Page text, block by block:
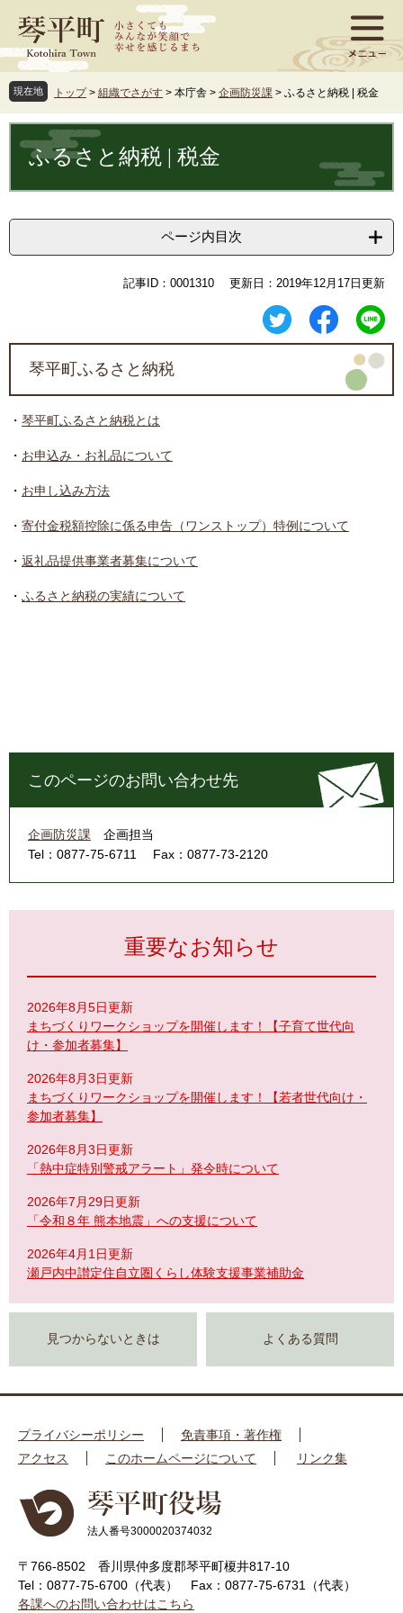
ジ
先
頭
で
ュ
を
飛
ば
へ
現在地 トップ > 組織でさがす > 本庁舎 > 企画防災課 > ふるさと納税 | 税金
文 ふるさと納税 | 税金
ページ内目次
記事ID：0001310 更新日：2019年12月17日更新
琴平町ふるさと納税
・ 琴平町ふるさと納税とは
・ お申込み・お礼品について
・ お申し込み方法
・ 寄付金税額控除に係る申告（ワンストップ）特例について
・ 返礼品提供事業者募集について
・ ふるさと納税の実績について
このページのお問い合わせ先
企画防災課
企画担当
Tel：0877-75-6711
Fax：0877-73-2120
重要なお知らせ
2026年8月5日更新
まちづくりワークショップを開催します！【子育て世代向
け・参加者募集】
2026年8月3日更新
まちづくりワークショップを開催します！【若者世代向け・
参加者募集】
2026年8月3日更新
「熱中症特別警戒アラート」発令時について
2026年7月29日更新
「令和８年 熊本地震」への支援について
2026年4月1日更新
瀬戸内中讃定住自立圏くらし体験支援事業補助金
見つからないときは よくある質問
プライバシーポリシー
免責事項・著作権
アクセス
このホームページについて リンク集
法人番号3000020374032
〒766-8502 香川県仲多度郡琴平町榎井817-10
Tel：0877-75-6700（代表）
Fax：0877-75-6731（代表）
各課へのお問い合わせはこちら